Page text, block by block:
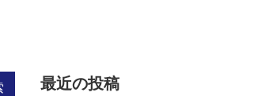
最近の投稿